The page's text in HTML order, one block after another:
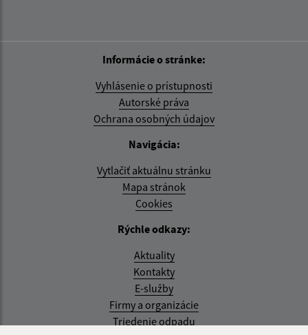
Informácie o stránke:
Vyhlásenie o prístupnosti
Autorské práva
Ochrana osobných údajov
Navigácia:
Vytlačiť aktuálnu stránku
Mapa stránok
Cookies
Rýchle odkazy:
Aktuality
Kontakty
E-služby
Firmy a organizácie
Triedenie odpadu